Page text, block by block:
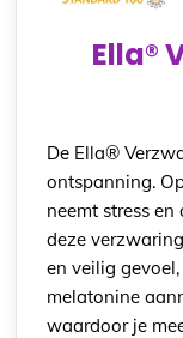
Ella®
De Ella®
ontspanning.
neemt stress
deze
en veilig
melatonine
waardoor je